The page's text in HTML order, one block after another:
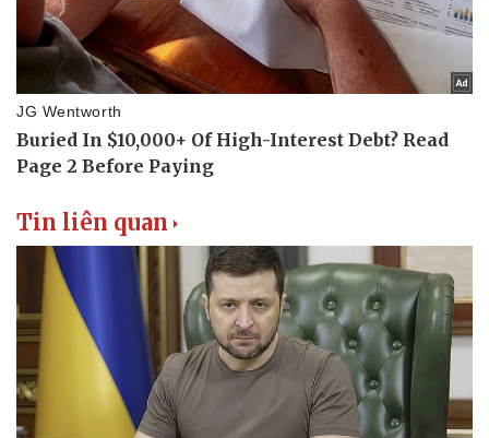
Bóng đá
Lịch thi đấu bóng đá
Thế giới thể thao
eSports
Hậu trường
Xe máy
Tư vấn
Tin liên quan